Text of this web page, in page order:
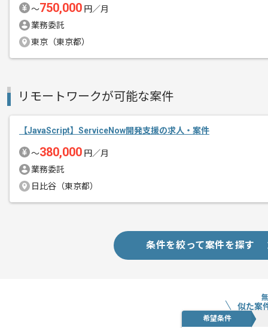
作業開始日
エージェントからのコ
メント
中長期かつ技術志向でプラットフォーム
〜750,000 円／月
業務委託
東京（東京都）
リモートワークが可能な案件
【JavaScript】ServiceNow開発支援の求人・案件
〜380,000 円／月
業務委託
日比谷（東京都）
条件を絞って案件を探す
似た案
希望条件